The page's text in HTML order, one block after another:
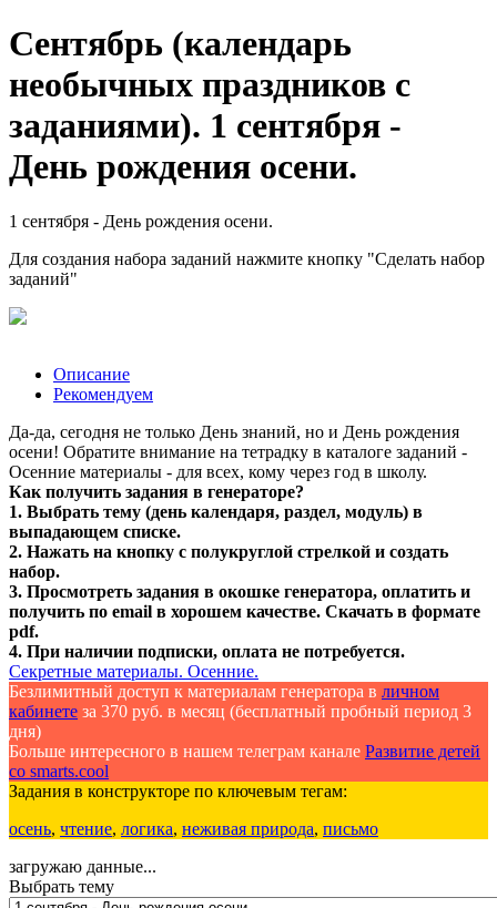
Сентябрь (календарь
необычных праздников с
заданиями). 1 сентября -
День рождения осени.
1 сентября - День рождения осени.
Для создания набора заданий нажмите кнопку "Сделать набор
заданий"
Описание
Рекомендуем
Да-да, сегодня не только День знаний, но и День рождения
осени! Обратите внимание на тетрадку в каталоге заданий -
Осенние материалы - для всех, кому через год в школу.
Как получить задания в генераторе?
1. Выбрать тему (день календаря, раздел, модуль) в
выпадающем списке.
2. Нажать на кнопку с полукруглой стрелкой и создать
набор.
3. Просмотреть задания в окошке генератора, оплатить и
получить по email в хорошем качестве. Скачать в формате
pdf.
4. При наличии подписки, оплата не потребуется.
Секретные материалы. Осенние.
Безлимитный доступ к материалам генератора в личном
кабинете за 370 руб. в месяц (бесплатный пробный период 3
дня)
Больше интересного в нашем телеграм канале Развитие детей
со smarts.cool
Задания в конструкторе по ключевым тегам:
осень, чтение, логика, неживая природа, письмо
загружаю данные...
Выбрать тему